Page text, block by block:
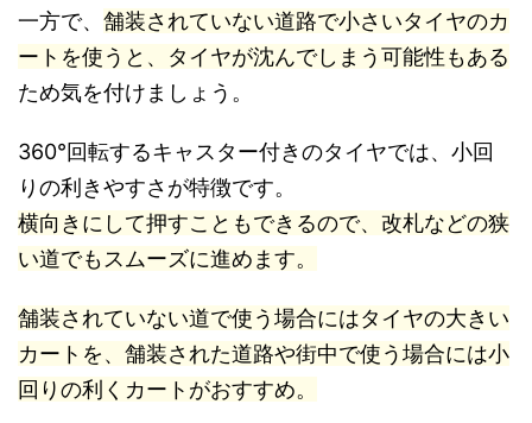
一方で、 舗装されていない道路で小さいタイヤのカ
ートを使うと、タイヤが沈んでしまう可能性もある
ため気を付けましょう。
360°回転するキャスター付きのタイヤでは、小回
りの利きやすさが特徴です。
横向きにして押すこともできるので、改札などの狭
い道でもスムーズに進めます。
舗装されていない道で使う場合にはタイヤの大きい
カートを、舗装された道路や街中で使う場合には小
回りの利くカートがおすすめ。